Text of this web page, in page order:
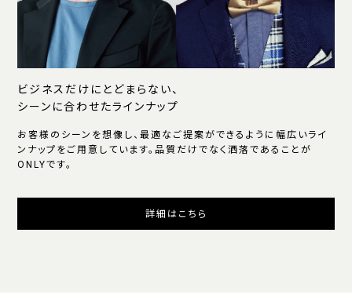
ビジネスだけにとどまらない、
シーンに合わせたラインナップ
お客様のシーンを想像し、最適なご提案ができるように幅広いライ
ンナップをご用意しています。品質だけでなく洒落であることが
ONLYです。
詳細はこちら